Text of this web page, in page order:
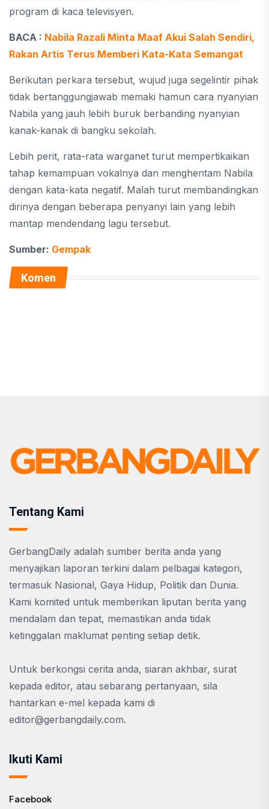
program di kaca televisyen.
BACA : Nabila Razali Minta Maaf Akui Salah Sendiri,
Rakan Artis Terus Memberi Kata-Kata Semangat
Berikutan perkara tersebut, wujud juga segelintir pihak
tidak bertanggungjawab memaki hamun cara nyanyian
Nabila yang jauh lebih buruk berbanding nyanyian
kanak-kanak di bangku sekolah.
Lebih perit, rata-rata warganet turut mempertikaikan
tahap kemampuan vokalnya dan menghentam Nabila
dengan kata-kata negatif. Malah turut membandingkan
dirinya dengan beberapa penyanyi lain yang lebih
mantap mendendang lagu tersebut.
Sumber: Gempak
Komen
Tentang Kami
GerbangDaily adalah sumber berita anda yang
menyajikan laporan terkini dalam pelbagai kategori,
termasuk Nasional, Gaya Hidup, Politik dan Dunia.
Kami komited untuk memberikan liputan berita yang
mendalam dan tepat, memastikan anda tidak
ketinggalan maklumat penting setiap detik.
Untuk berkongsi cerita anda, siaran akhbar, surat
kepada editor, atau sebarang pertanyaan, sila
hantarkan e-mel kepada kami di
editor@gerbangdaily.com.
Ikuti Kami
Facebook